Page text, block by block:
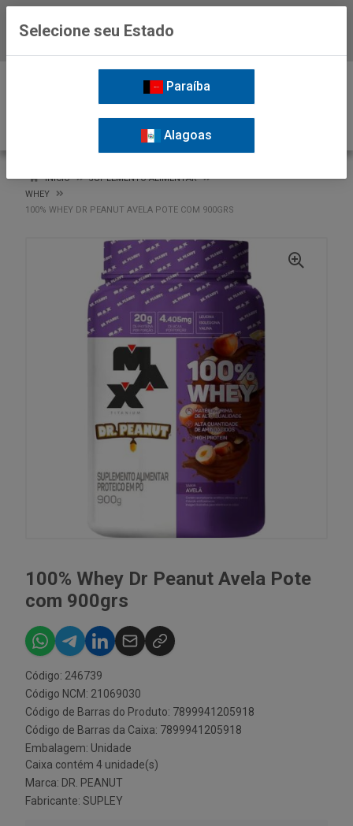
INÍCIO
SUPLEMENTO ALIMENTAR
WHEY
100% WHEY DR PEANUT AVELA POTE COM 900GRS
100% Whey Dr Peanut Avela Pote
com 900grs
Código: 246739
Código NCM: 21069030
Código de Barras do Produto: 7899941205918
Código de Barras da Caixa: 7899941205918
Embalagem: Unidade
Caixa contém 4 unidade(s)
Marca: DR. PEANUT
Fabricante: SUPLEY
Selecione seu Estado
Paraíba
Alagoas